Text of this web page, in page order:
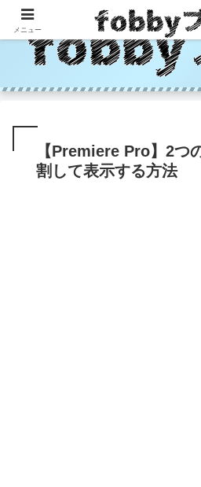
【Premiere Pro】2つ
割して表示する方法
メニュー